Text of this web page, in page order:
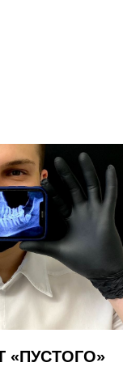
«ПУСТОГО»